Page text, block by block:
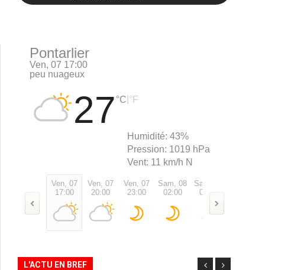
Pontarlier
Ven, 07 17:00
peu nuageux
27 °C °F
Humidité: 43%
Pression: 1019 hPa
Vent: 11 km/h N
Ven, 07
17:00
Ven, 07
20:00
Ven, 07
23:00
Sam, 08
02:00
Sam, 08
05:00
L'ACTU EN BREF